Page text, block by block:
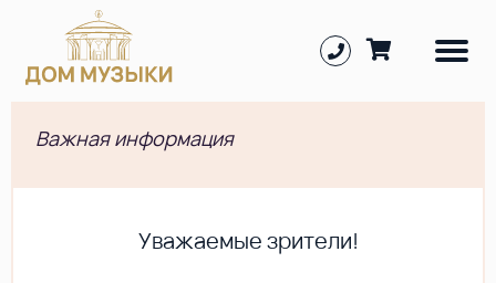
Важная информация
Уважаемые зрители!